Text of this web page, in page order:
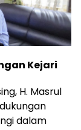
Kejari
H. Masrul
dalam